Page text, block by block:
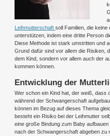
Leihmutterschaft soll Familien, die keine
unterstützen, indem eine dritte Person
Diese Methode ist stark umstritten und
Grund dafür sind vor allem die Risiken,
dem Kind, sondern vor allem auch der
kommen können.
Entwicklung der
Wer schon ein Kind hat, der weiß, dass
während der Schwangerschaft
können im Bezug auf dieses Thema
besteht ein Risiko bei der Leihmutter
eine große Bindung zum Baby
nach der Schwangerschaft abgeben zu